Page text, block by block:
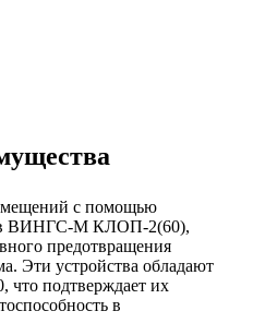
с помощью
ВИНГС-М КЛОП-2(60),
предотвращения
Эти устройства обладают
что подтверждает их
в